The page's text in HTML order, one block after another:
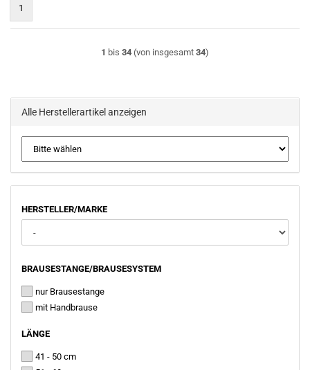
1
1 bis 34 (von insgesamt 34)
Alle Herstellerartikel anzeigen
HERSTELLER/MARKE
HERSTELLER/MARKE
BRAUSESTANGE/BRAUSESYSTEM
BRAUSESTANGE/BRAUSESYSTEM
nur Brausestange
mit Handbrause
LÄNGE
LÄNGE
41 - 50 cm